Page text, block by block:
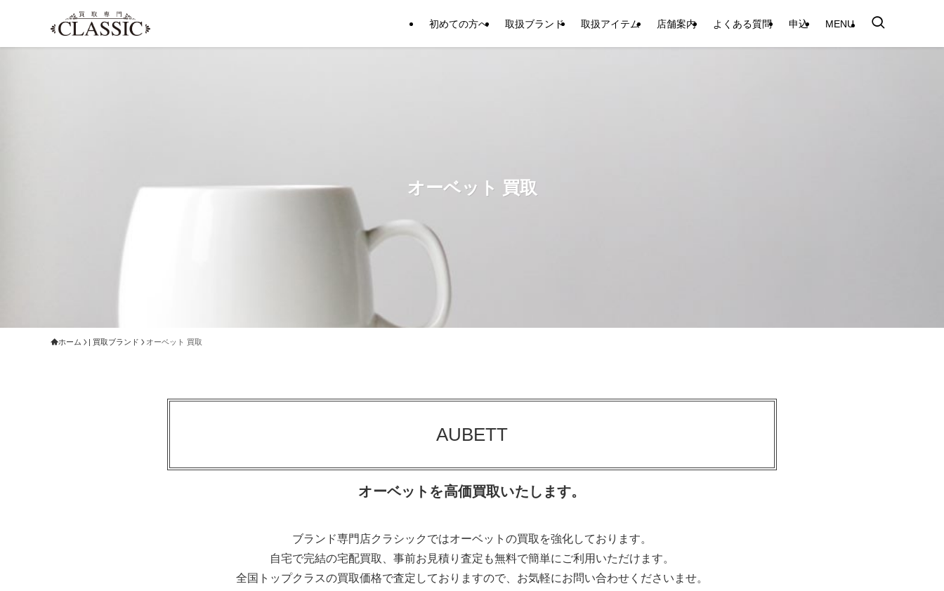
初めての方へ 取扱ブランド 取扱アイテム 店舗案内 よくある質問 申込 MENU
オーベット 買取
ホーム | 買取ブランド オーベット 買取
AUBETT
オーベットを高価買取いたします。
ブランド専門店クラシックではオーベットの買取を強化しております。
自宅で完結の宅配買取、事前お見積り査定も無料で簡単にご利用いただけます。
全国トップクラスの買取価格で査定しておりますので、お気軽にお問い合わせくださいませ。